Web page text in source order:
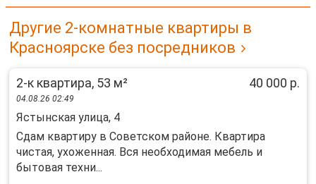
Другие 2-комнатные квартиры в
Красноярске без посредников
2-к квартира, 53 м² 40 000 р.
04.08.26 02:49
Ястынская улица, 4
Сдам квартиру в Советском районе. Квартира
чистая, ухоженная. Вся необходимая мебель и
бытовая техни...